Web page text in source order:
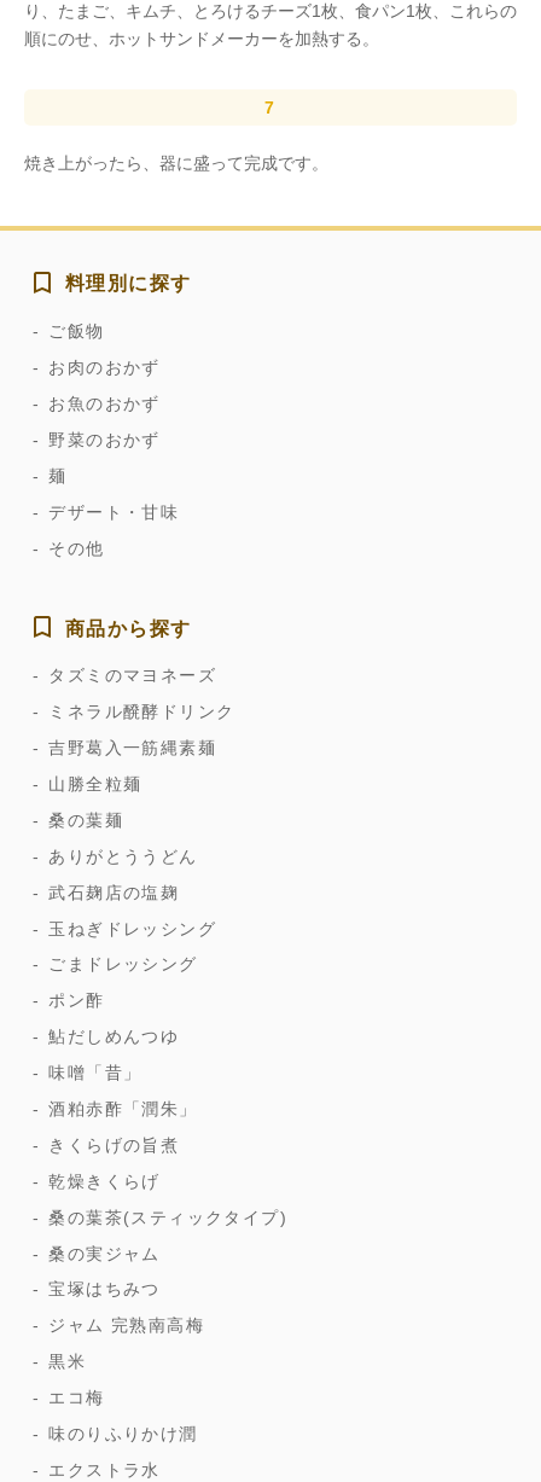
り、たまご、キムチ、とろけるチーズ1枚、食パン1枚、これらの
順にのせ、ホットサンドメーカーを加熱する。
焼き上がったら、器に盛って完成です。
料理別に探す
ご飯物
お肉のおかず
お魚のおかず
野菜のおかず
麺
デザート・甘味
その他
商品から探す
タズミのマヨネーズ
ミネラル醗酵ドリンク
吉野葛入一筋縄素麺
山勝全粒麺
桑の葉麺
ありがとううどん
武石麹店の塩麹
玉ねぎドレッシング
ごまドレッシング
ポン酢
鮎だしめんつゆ
味噌「昔」
酒粕赤酢「潤朱」
きくらげの旨煮
乾燥きくらげ
桑の葉茶(スティックタイプ)
桑の実ジャム
宝塚はちみつ
ジャム 完熟南高梅
黒米
エコ梅
味のりふりかけ潤
エクストラ水